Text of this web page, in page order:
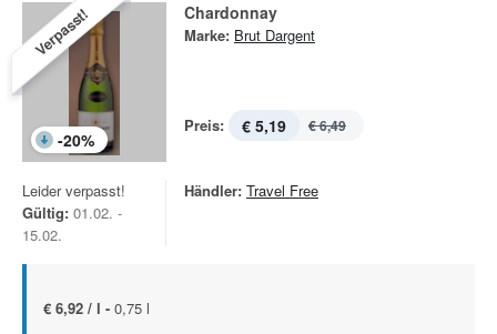
Verpasst!
-20%
Chardonnay
Marke: Brut Dargent
Preis: € 5,19 € 6,49
Leider verpasst!
Gültig: 01.02. -
15.02.
Händler: Travel Free
€ 6,92 / l - 0,75 l